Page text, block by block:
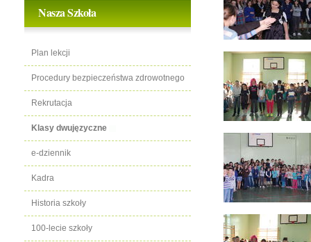
Nasza Szkoła
Plan lekcji
Procedury bezpieczeństwa zdrowotnego
Rekrutacja
Klasy dwujęzyczne
e-dziennik
Kadra
Historia szkoły
100-lecie szkoły